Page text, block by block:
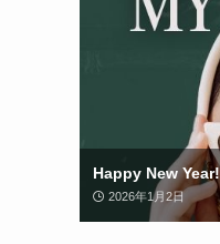
Happy New Year!
2026年1月2日